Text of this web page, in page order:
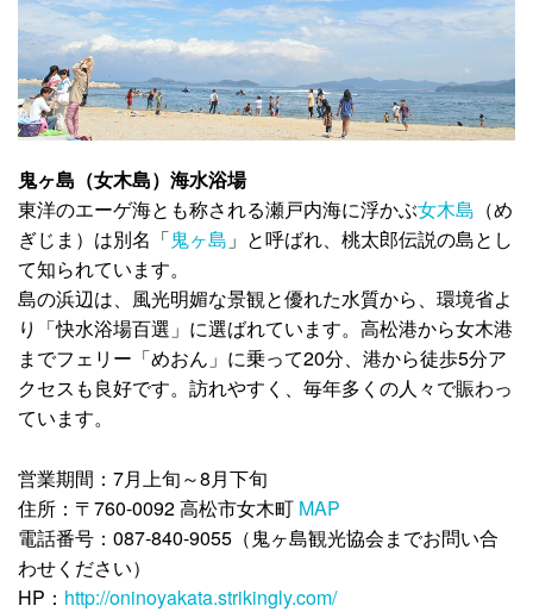
鬼ヶ島（女木島）海水浴場
東洋のエーゲ海とも称される瀬戸内海に浮かぶ女木島 （め
ぎじま）は別名「鬼ヶ島 」と呼ばれ、桃太郎伝説の島とし
て知られています。
島の浜辺は、風光明媚な景観と優れた水質から、環境省よ
り「快水浴場百選」に選ばれています。高松港から女木港
までフェリー「めおん」に乗って20分、港から徒歩5分ア
クセスも良好です。訪れやすく、毎年多くの人々で賑わっ
ています。
営業期間：7月上旬～8月下旬
住所：〒760-0092 高松市女木町 MAP
電話番号：087-840-9055（鬼ヶ島観光協会までお問い合
わせください）
HP： http://oninoyakata.strikingly.com/